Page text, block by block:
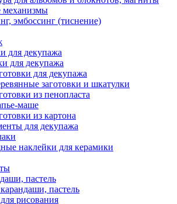
механизмы
эмбоссинг (тиснение)
для декупажа
для декупажа
для декупажа
заготовки и шкатулки
из пенопласта
маше
из картона
для декупажа
наклейки для керамики
пастель
пастель
рисования